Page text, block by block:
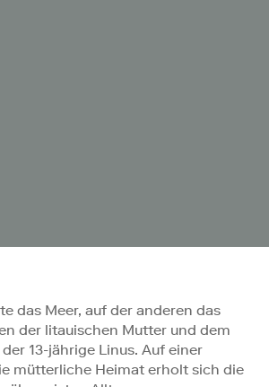
das Meer, auf der anderen das
der litauischen Mutter und dem
13-jährige Linus. Auf einer
mütterliche Heimat erholt sich die